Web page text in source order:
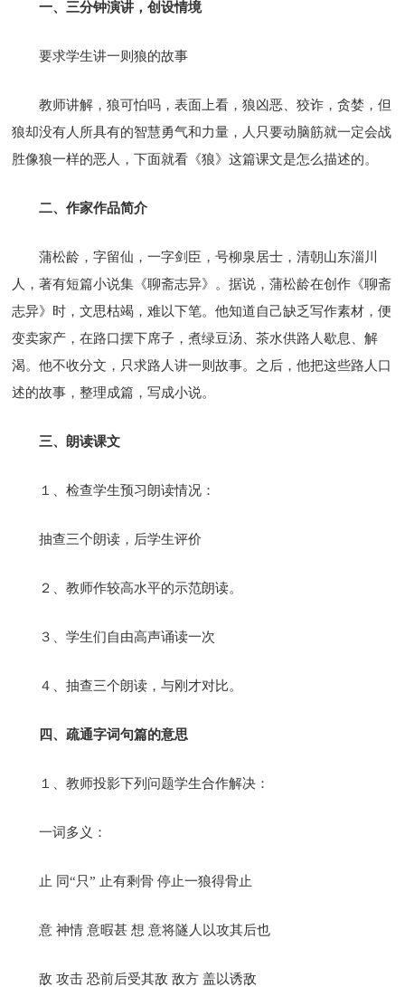
一、三分钟演讲，创设情境
要求学生讲一则狼的故事
教师讲解，狼可怕吗，表面上看，狼凶恶、狡诈，贪婪，但
狼却没有人所具有的智慧勇气和力量，人只要动脑筋就一定会战
胜像狼一样的恶人，下面就看《狼》这篇课文是怎么描述的。
二、作家作品简介
蒲松龄，字留仙，一字剑臣，号柳泉居士，清朝山东淄川
人，著有短篇小说集《聊斋志异》。据说，蒲松龄在创作《聊斋
志异》时，文思枯竭，难以下笔。他知道自己缺乏写作素材，便
变卖家产，在路口摆下席子，煮绿豆汤、茶水供路人歇息、解
渴。他不收分文，只求路人讲一则故事。之后，他把这些路人口
述的故事，整理成篇，写成小说。
三、朗读课文
１、检查学生预习朗读情况：
抽查三个朗读，后学生评价
２、教师作较高水平的示范朗读。
３、学生们自由高声诵读一次
４、抽查三个朗读，与刚才对比。
四、疏通字词句篇的意思
１、教师投影下列问题学生合作解决：
一词多义：
止 同“只” 止有剩骨 停止一狼得骨止
意 神情 意暇甚 想 意将隧人以攻其后也
敌 攻击 恐前后受其敌 敌方 盖以诱敌